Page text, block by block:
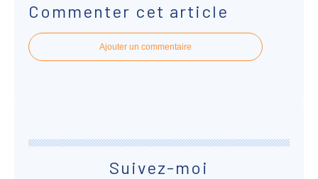
Commenter cet article
Ajouter un commentaire
Suivez-moi